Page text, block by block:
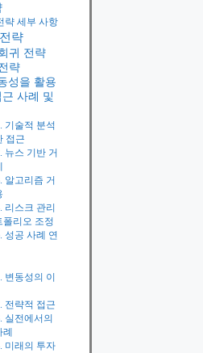
략 세부 사항
략
귀 전략
략
성을 활용
사례 및
기술적 분석
접근
뉴스 기반 거
알고리즘 거
리스크 관리
폴리오 조정
성공 사례 연
변동성의 이
전략적 접근
실전에서의
례
미래의 투자